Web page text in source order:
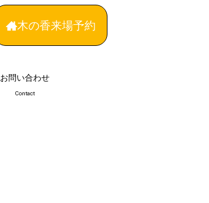
木の香来場予約
お問い合わせ
Contact